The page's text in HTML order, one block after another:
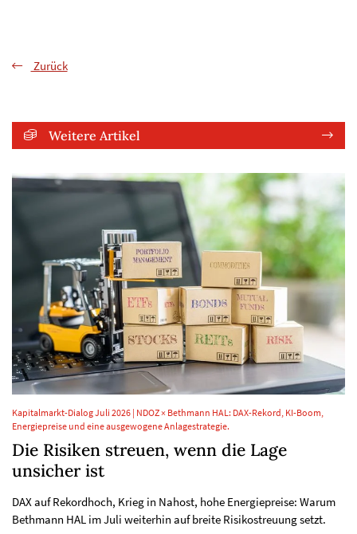
Zurück
Weitere Artikel
Kapitalmarkt-Dialog Juli 2026 | NDOZ × Bethmann HAL: DAX-Rekord, KI-Boom,
Energiepreise und eine ausgewogene Anlagestrategie.
Die Risiken streuen, wenn die Lage
unsicher ist
DAX auf Rekordhoch, Krieg in Nahost, hohe Energiepreise: Warum
Bethmann HAL im Juli weiterhin auf breite Risikostreuung setzt.